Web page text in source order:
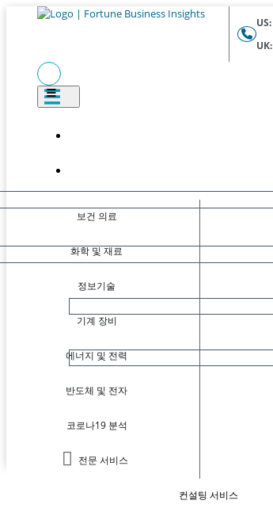
US:
UK:
보건 의료
화학 및 재료
정보기술
기계 장비
에너지 및 전력
반도체 및 전자
코로나19 분석
전문 서비스
컨설팅 서비스